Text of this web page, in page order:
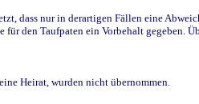
dass nur in derartigen Fällen eine
den Taufpaten ein Vorbehalt gegeben.
Heirat, wurden nicht übernommen.